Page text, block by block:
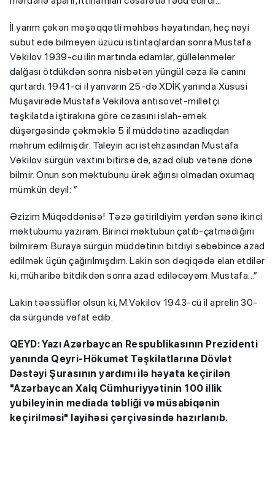
İl yarım çəkən məşəqqətli məhbəs həyatından, heç nəyi
sübut edə bilməyən üzücü istintaqlardan sonra Mustafa
Vəkilov 1939-cu ilin martında edamlar, güllələnmələr
dalğası ötdükdən sonra nisbətən yüngül cəza ilə canını
qurtardı. 1941-ci il yanvarın 25-də XDİK yanında Xüsusi
Müşavirədə Mustafa Vəkilova antisovet-millətçi
təşkilatda iştirakına görə cəzasını islah-əmək
düşərgəsində çəkməklə 5 il müddətinə azadlıqdan
məhrum edilmişdir. Taleyin acı istehzasından Mustafa
Vəkilov sürgün vaxtını bitirsə də, azad olub vətənə dönə
bilmir. Onun son məktubunu ürək ağırısı olmadan oxumaq
mümkün deyil: ”
Əzizim Müqəddənisə! Təzə gətirildiyim yerdən sənə ikinci
məktubumu yazıram. Birinci məktubun çatıb-çatmadığını
bilmirəm. Buraya sürgün müddətinin bitdiyi səbəbincə azad
edilmək üçün çağırılmışdım. Lakin son dəqiqədə elan etdilər
ki, müharibə bitdikdən sonra azad ediləcəyəm. Mustafa...”
Lakin təəssüflər olsun ki, M.Vəkilov 1943-cü il aprelin 30-
da sürgündə vəfat edib.
QEYD:Yazı Azərbaycan Respublikasının Prezidenti
yanında Qeyri-Hökumət Təşkilatlarına Dövlət
Dəstəyi Şurasının yardımı ilə həyata keçirilən
"Azərbaycan Xalq Cümhuriyyətinin 100 illik
yubileyinin mediada təbliği və müsabiqənin
keçirilməsi" layihəsi çərçivəsində hazırlanıb.